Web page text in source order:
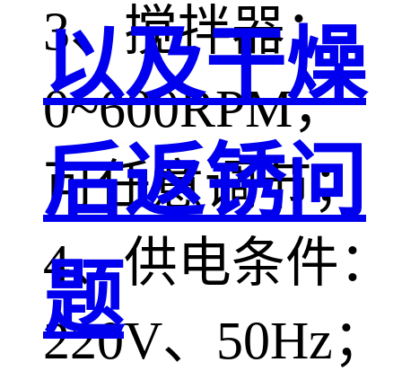
3、搅拌器：
0~600RPM，
可任意调节；
4、供电条件：
220V、50Hz；
以及干燥
后返锈问
题